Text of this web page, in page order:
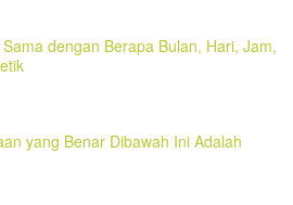
dengan Berapa Bulan, Hari, Jam,
yang Benar Dibawah Ini Adalah